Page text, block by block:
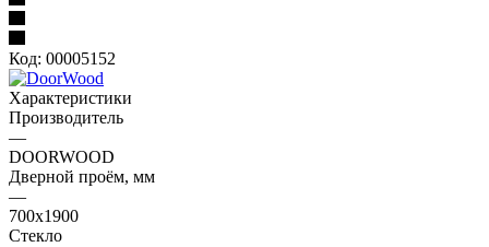
Код: 00005152
Характеристики
Производитель
—
DOORWOOD
Дверной проём, мм
—
700х1900
Стекло